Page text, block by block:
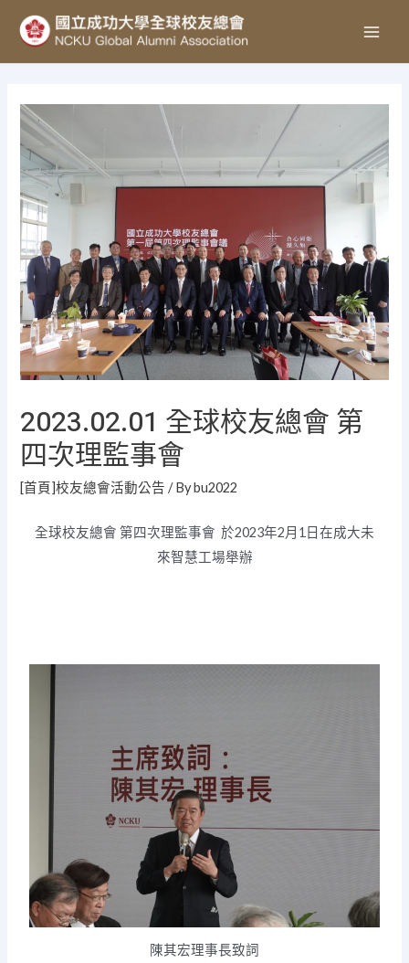
2023.02.01 全球校友總會 第
四次理監事會
[首頁]校友總會活動公告 / Bybu2022
全球校友總會 第四次理監事會 於2023年2月1日在成大未
來智慧工場舉辦
陳其宏理事長致詞